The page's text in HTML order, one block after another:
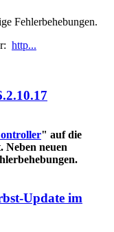
Fehlerbehebungen.
http...
" auf die
Neben neuen
Update im